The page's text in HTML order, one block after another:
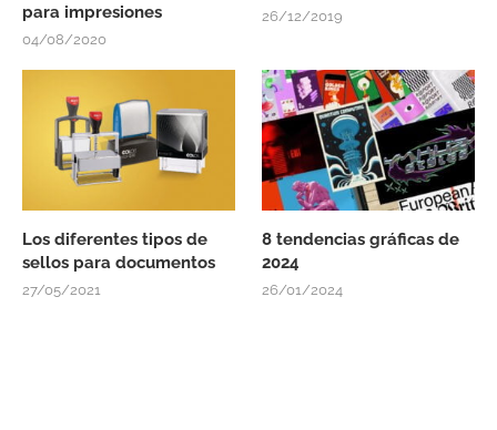
para impresiones
04/08/2020
26/12/2019
Los diferentes tipos de
sellos para documentos
27/05/2021
8 tendencias gráficas de
2024
26/01/2024